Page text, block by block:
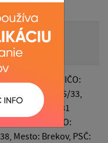
nad Cirochou, IČO:
535/33,
PSČ: 06781
s. r. o., IČO:
Mesto: Brekov, PSČ: